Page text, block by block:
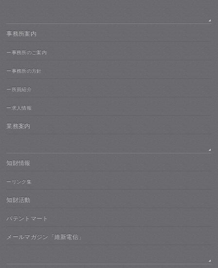
事務所案内
ー事務所のご案内
ー事務所の方針
ー所員紹介
ー求人情報
業務案内
知財情報
ーリンク集
知財活動
パテントマート
メールマガジン「維新電信」